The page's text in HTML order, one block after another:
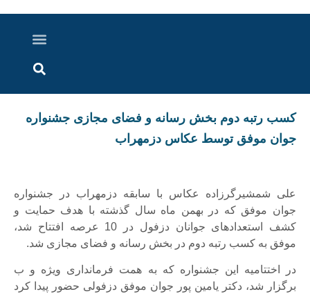
️کسب رتبه دوم بخش رسانه و فضای مجازی جشنواره
جوان موفق توسط عکاس دزمهراب
علی شمشیرگرزاده عکاس با سابقه دزمهراب در جشنواره
جوان موفق که در بهمن ماه سال گذشته با هدف حمایت و
کشف استعدادهای جوانان دزفول در 10 عرصه افتتاح شد،
موفق به کسب رتبه دوم در بخش رسانه و فضای مجازی شد.
در اختتامیه این جشنواره که به همت فرمانداری ویژه و ب
برگزار شد، دکتر یامین پور جوان موفق دزفولی حضور پیدا کرد